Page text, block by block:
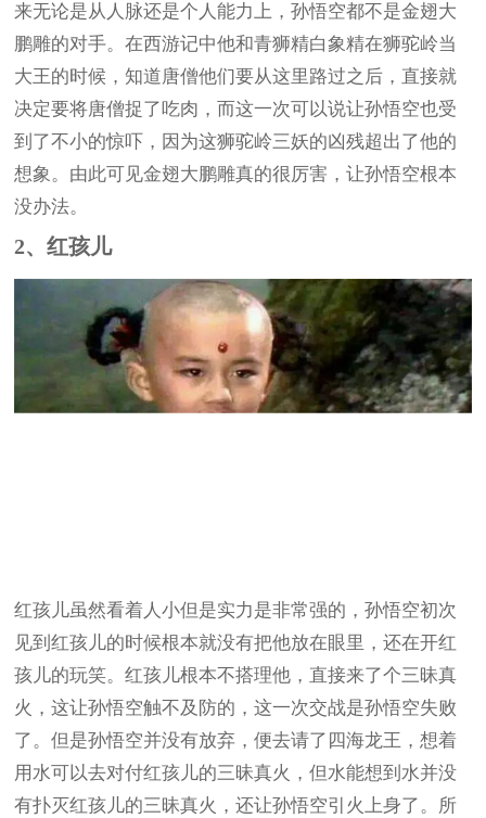
来无论是从人脉还是个人能力上，孙悟空都不是金翅大
鹏雕的对手。在西游记中他和青狮精白象精在狮驼岭当
大王的时候，知道唐僧他们要从这里路过之后，直接就
决定要将唐僧捉了吃肉，而这一次可以说让孙悟空也受
到了不小的惊吓，因为这狮驼岭三妖的凶残超出了他的
想象。由此可见金翅大鹏雕真的很厉害，让孙悟空根本
没办法。
2、红孩儿
红孩儿虽然看着人小但是实力是非常强的，孙悟空初次
见到红孩儿的时候根本就没有把他放在眼里，还在开红
孩儿的玩笑。红孩儿根本不搭理他，直接来了个三昧真
火，这让孙悟空触不及防的，这一次交战是孙悟空失败
了。但是孙悟空并没有放弃，便去请了四海龙王，想着
用水可以去对付红孩儿的三昧真火，但水能想到水并没
有扑灭红孩儿的三昧真火，还让孙悟空引火上身了。所